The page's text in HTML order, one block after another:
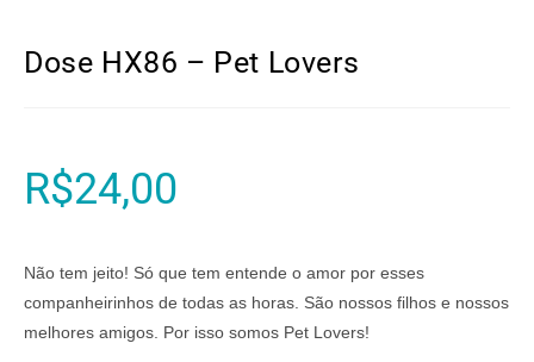
Dose HX86 – Pet Lovers
R$24,00
Não tem jeito! Só que tem entende o amor por esses
companheirinhos de todas as horas. São nossos filhos e nossos
melhores amigos. Por isso somos Pet Lovers!